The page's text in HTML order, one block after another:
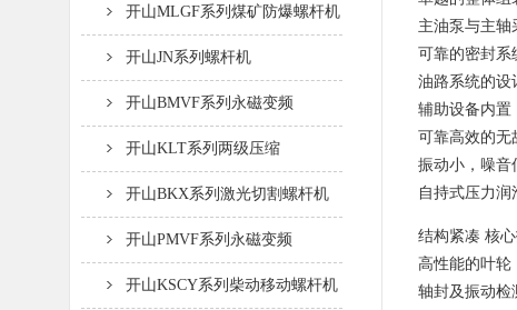
开山MLGF系列煤矿防爆螺杆机
开山JN系列螺杆机
开山BMVF系列永磁变频
开山KLT系列两级压缩
开山BKX系列激光切割螺杆机
开山PMVF系列永磁变频
开山KSCY系列柴动移动螺杆机
主油泵与主轴
可靠的密封系
油路系统的设
辅助设备内置
可靠高效的无
振动小，噪音
自持式压力润
结构紧凑 核
高性能的叶轮
轴封及振动检